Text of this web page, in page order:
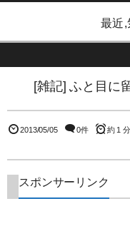
最近,
[雑記] ふと目に
2013/05/05 0件 約 1 分
スポンサーリンク